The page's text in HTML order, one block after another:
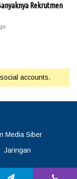
Rekrutmen
accounts.
Media Siber
Jaringan